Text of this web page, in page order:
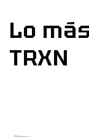
Lo
TRXN